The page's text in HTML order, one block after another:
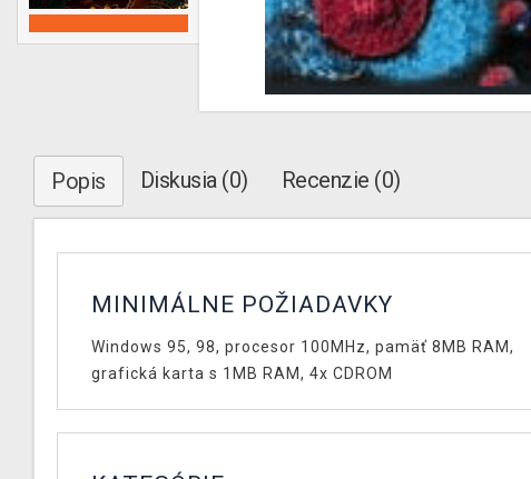
Popis Diskusia (0) Recenzie (0)
MINIMÁLNE POŽIADAVKY
Windows 95, 98, procesor 100MHz, pamäť 8MB RAM,
grafická karta s 1MB RAM, 4x CDROM